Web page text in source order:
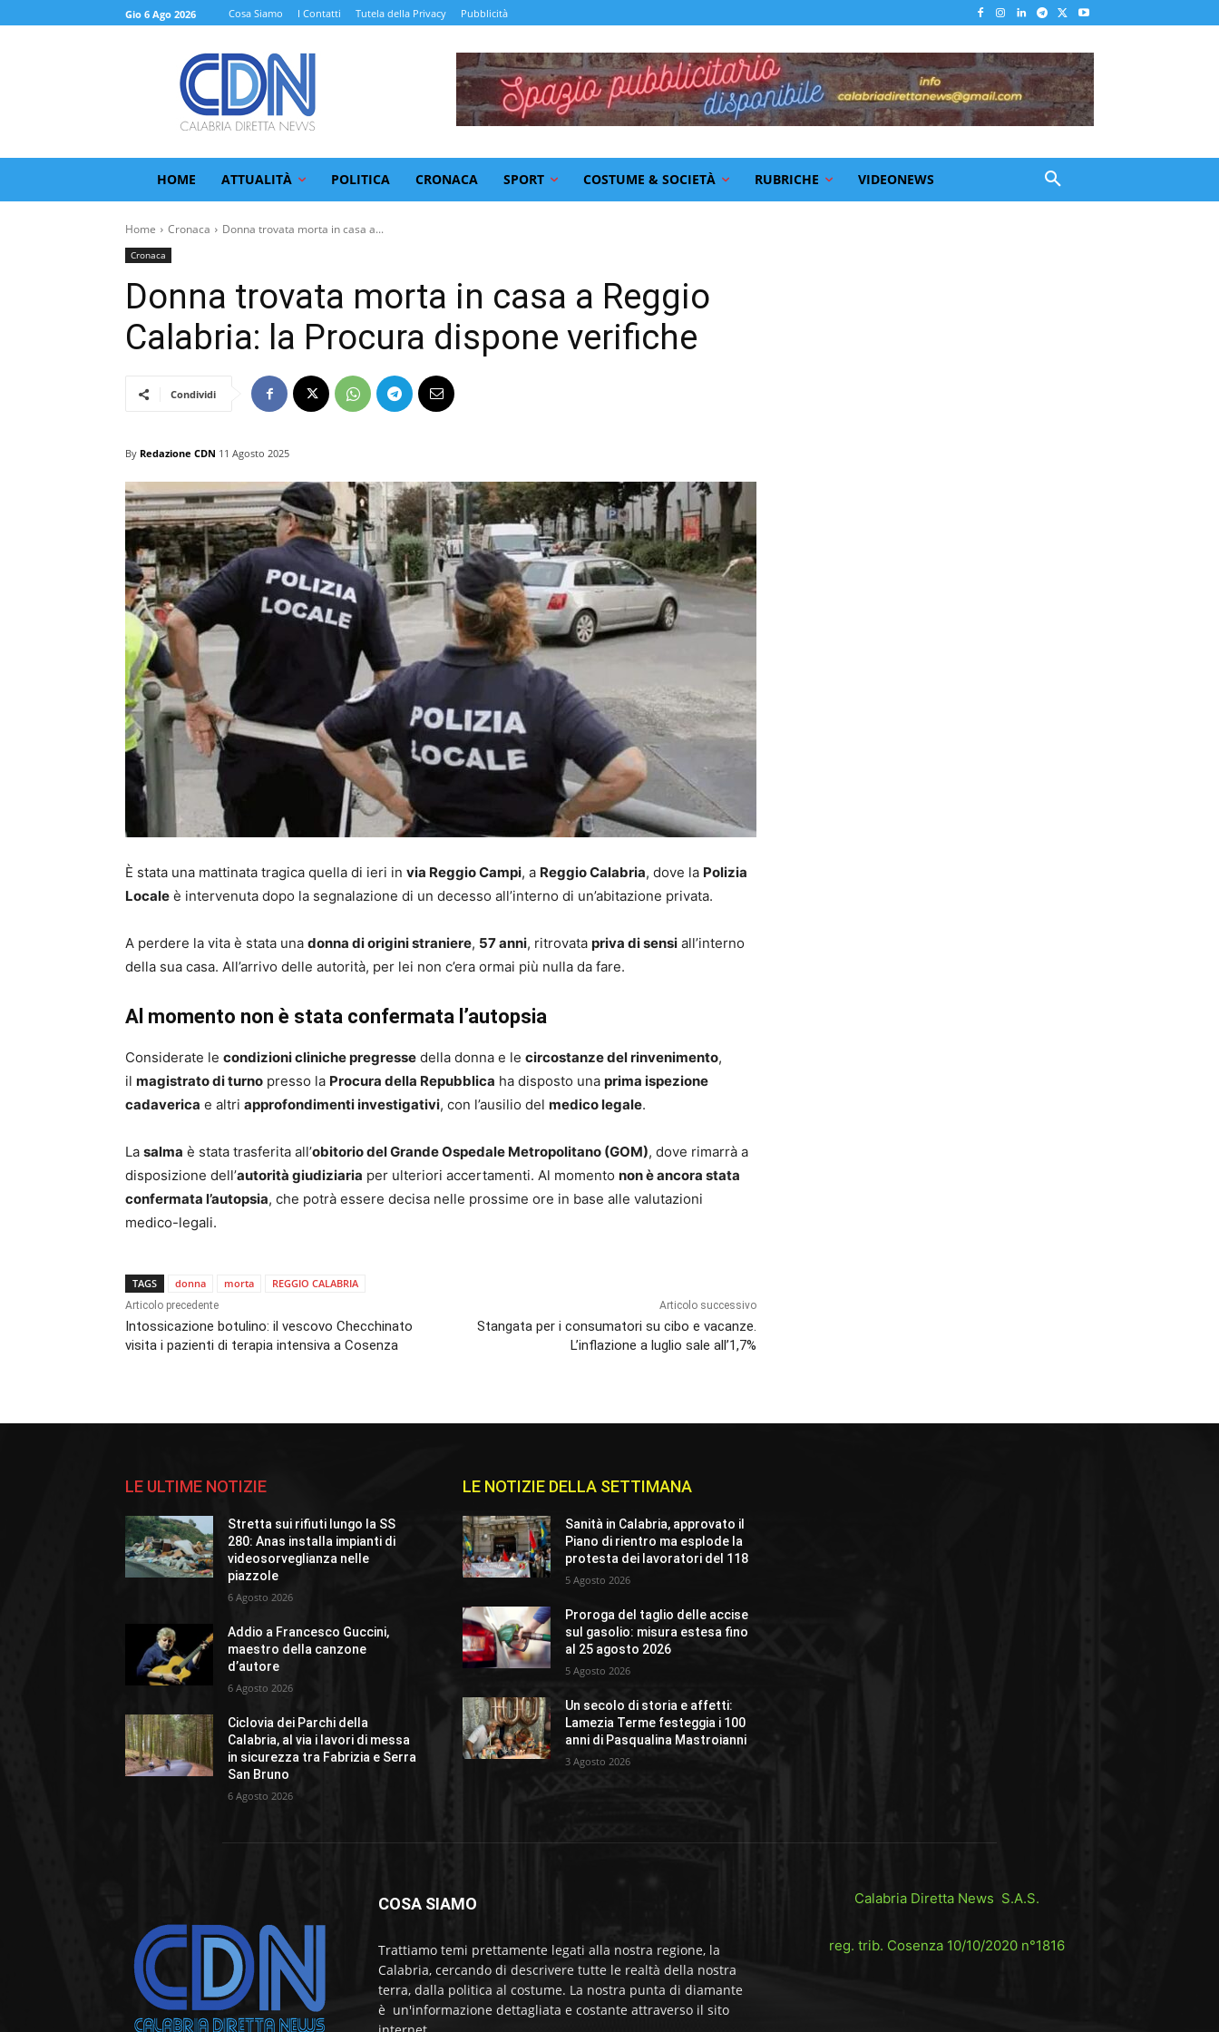
Gio 6 Ago 2026 Cosa Siamo I Contatti Tutela della Privacy Pubblicità
HOME ATTUALITÀ POLITICA CRONACA SPORT COSTUME & SOCIETÀ RUBRICHE VIDEONEWS
Home Cronaca Donna trovata morta in casa a...
Cronaca
Donna trovata morta in casa a Reggio
Calabria: la Procura dispone verifiche
Condividi
By Redazione CDN 11 Agosto 2025
È stata una mattinata tragica quella di ieri in via Reggio Campi, a Reggio Calabria, dove la Polizia
Locale è intervenuta dopo la segnalazione di un decesso all’interno di un’abitazione privata.
A perdere la vita è stata una donna di origini straniere, 57 anni, ritrovata priva di sensi all’interno
della sua casa. All’arrivo delle autorità, per lei non c’era ormai più nulla da fare.
Al momento non è stata confermata l’autopsia
Considerate le condizioni cliniche pregresse della donna e le circostanze del rinvenimento,
il magistrato di turno presso la Procura della Repubblica ha disposto una prima ispezione
cadaverica e altri approfondimenti investigativi, con l’ausilio del medico legale.
La salma è stata trasferita all’obitorio del Grande Ospedale Metropolitano (GOM), dove rimarrà a
disposizione dell’autorità giudiziaria per ulteriori accertamenti. Al momento non è ancora stata
confermata l’autopsia, che potrà essere decisa nelle prossime ore in base alle valutazioni
medico-legali.
TAGS donna morta REGGIO CALABRIA
Articolo precedente
Intossicazione botulino: il vescovo Checchinato
visita i pazienti di terapia intensiva a Cosenza
Articolo successivo
Stangata per i consumatori su cibo e vacanze.
L’inflazione a luglio sale all’1,7%
LE ULTIME NOTIZIE
Stretta sui rifiuti lungo la SS
280: Anas installa impianti di
videosorveglianza nelle
piazzole
6 Agosto 2026
Addio a Francesco Guccini,
maestro della canzone
d’autore
6 Agosto 2026
Ciclovia dei Parchi della
Calabria, al via i lavori di messa
in sicurezza tra Fabrizia e Serra
San Bruno
6 Agosto 2026
LE NOTIZIE DELLA SETTIMANA
Sanità in Calabria, approvato il
Piano di rientro ma esplode la
protesta dei lavoratori del 118
5 Agosto 2026
Proroga del taglio delle accise
sul gasolio: misura estesa fino
al 25 agosto 2026
5 Agosto 2026
Un secolo di storia e affetti:
Lamezia Terme festeggia i 100
anni di Pasqualina Mastroianni
3 Agosto 2026
COSA SIAMO
Trattiamo temi prettamente legati alla nostra regione, la
Calabria, cercando di descrivere tutte le realtà della nostra
terra, dalla politica al costume. La nostra punta di diamante
è un'informazione dettagliata e costante attraverso il sito
Calabria Diretta News S.A.S.
reg. trib. Cosenza 10/10/2020 n°1816